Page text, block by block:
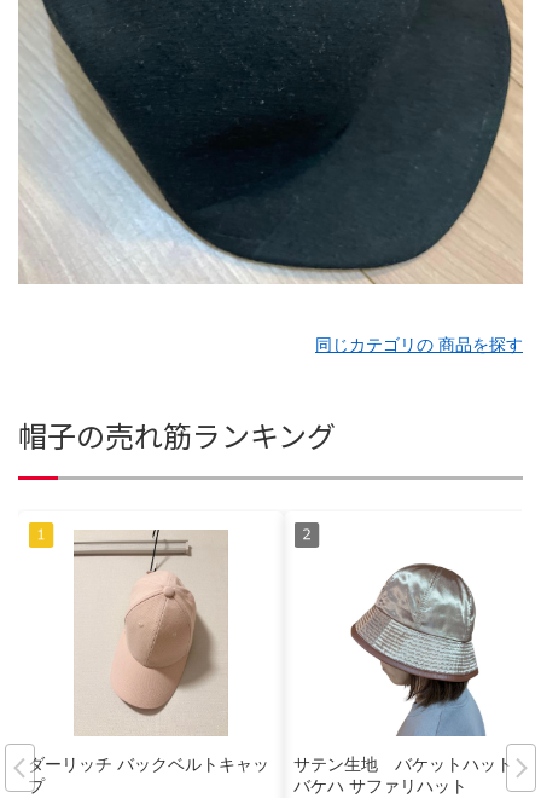
同じカテゴリの 商品を探す
帽子の売れ筋ランキング
ダーリッチ バックベルトキャッ
プ
サテン生地 バケットハット
バケハ サファリハット